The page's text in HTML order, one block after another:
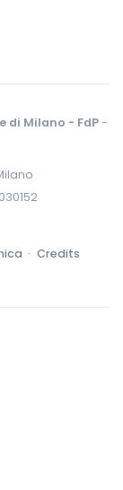
di Milano - FdP-
· Credits